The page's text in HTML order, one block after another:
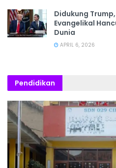
Didukung
Evangelikal
Dunia
APRIL 6, 2026
Pendidikan